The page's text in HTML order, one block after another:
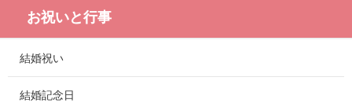
お祝いと行事
結婚祝い
結婚記念日